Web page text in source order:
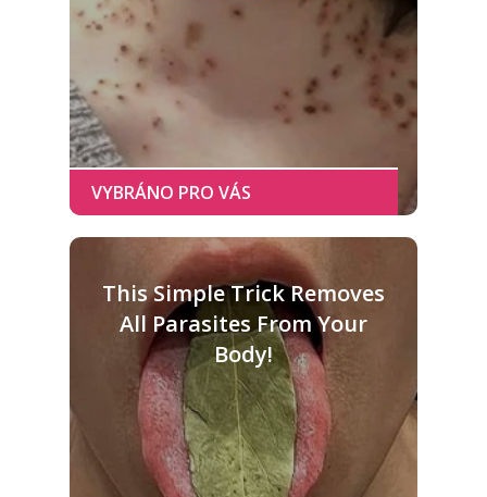
This Simple Trick Removes
All Parasites From Your
Body!